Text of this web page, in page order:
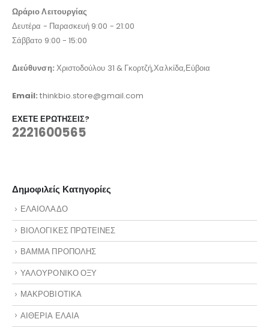
Ωράριο Λειτουργίας
Δευτέρα - Παρασκευή 9:00 - 21:00
Σάββατο 9:00 - 15:00
Διεύθυνση: Χριστοδούλου 31 & Γκορτζή,Χαλκίδα,Εύβοια
Email:thinkbio.store@gmail.com
ΈΧΕΤΕ ΕΡΩΤΉΣΕΙΣ?
2221600565
Δημοφιλείς Κατηγορίες
ΕΛΑΙΟΛΑΔΟ
ΒΙΟΛΟΓΙΚΕΣ ΠΡΩΤΕΙΝΕΣ
ΒΑΜΜΑ ΠΡΟΠΟΛΗΣ
ΥΑΛΟΥΡΟΝΙΚΟ ΟΞΥ
ΜΑΚΡΟΒΙΟΤΙΚΑ
ΑΙΘΕΡΙΑ ΕΛΑΙΑ